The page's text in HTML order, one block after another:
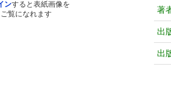
ンすると表紙画像を
ご覧になれます
著
出
出